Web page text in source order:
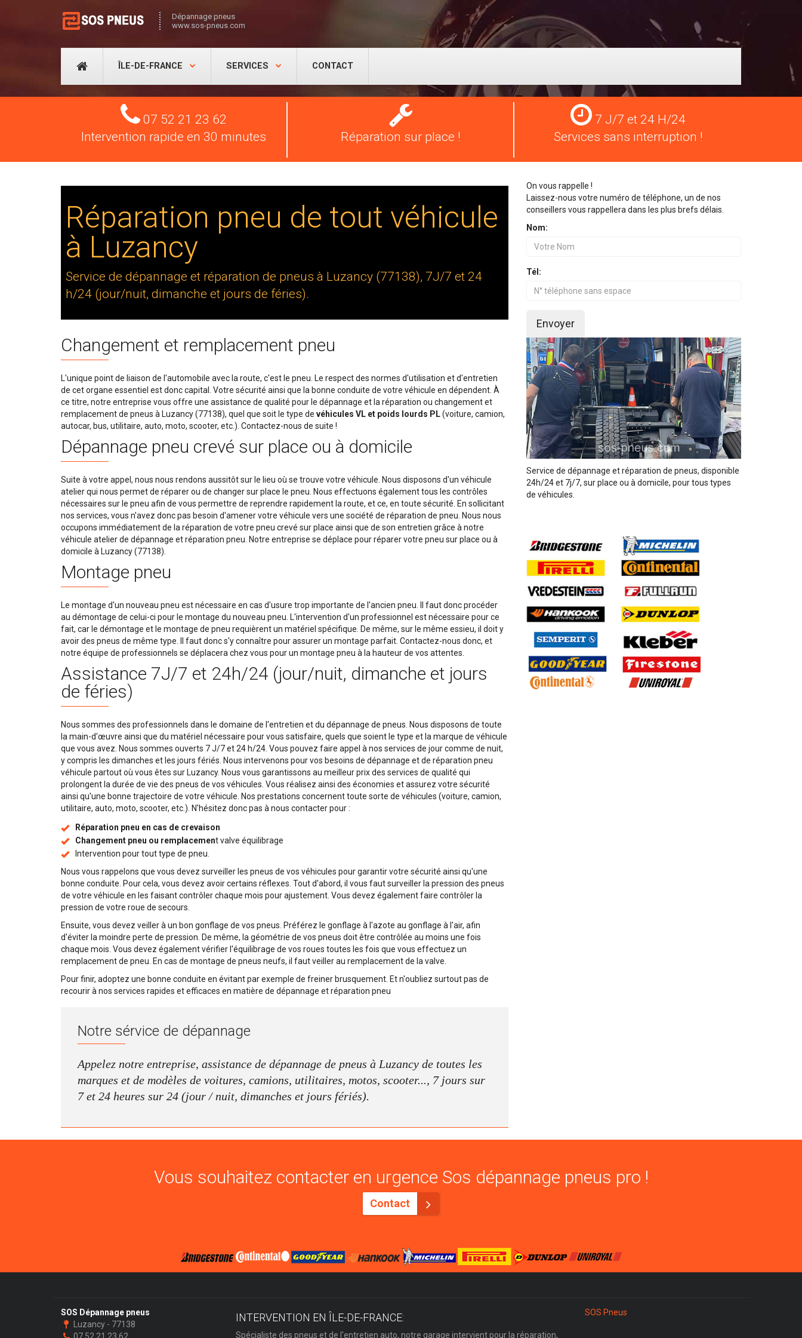
Dépannage pneus
www.sos-pneus.com
ÎLE-DE-FRANCE SERVICES CONTACT
Tel
07 52 21 23 62
Intervention rapide en 30 minutes
Réparation
pneus
Réparation sur place !
Services
24
H/24
7 J/7 et 24 H/24
Services sans interruption !
Réparation pneu de tout véhicule
à Luzancy
Service de dépannage et réparation de pneus à Luzancy (77138), 7J/7 et 24
h/24 (jour/nuit, dimanche et jours de féries).
Changement et remplacement pneu
L'unique point de liaison de l'automobile avec la route, c'est le pneu. Le respect des normes d'utilisation et d'entretien
de cet organe essentiel est donc capital. Votre sécurité ainsi que la bonne conduite de votre véhicule en dépendent. À
ce titre, notre entreprise vous offre une assistance de qualité pour le dépannage et la réparation ou changement et
remplacement de pneus à Luzancy (77138), quel que soit le type de véhicules VL et poids lourds PL(voiture, camion,
autocar, bus, utilitaire, auto, moto, scooter, etc.). Contactez-nous de suite !
Dépannage pneu crevé sur place ou à domicile
Suite à votre appel, nous nous rendons aussitôt sur le lieu où se trouve votre véhicule. Nous disposons d'un véhicule
atelier qui nous permet de réparer ou de changer sur place le pneu. Nous effectuons également tous les contrôles
nécessaires sur le pneu afin de vous permettre de reprendre rapidement la route, et ce, en toute sécurité. En sollicitant
nos services, vous n'avez donc pas besoin d'amener votre véhicule vers une société de réparation de pneu. Nous nous
occupons immédiatement de la réparation de votre pneu crevé sur place ainsi que de son entretien grâce à notre
véhicule atelier de dépannage et réparation pneu. Notre entreprise se déplace pour réparer votre pneu sur place ou à
domicile à Luzancy (77138).
Montage pneu
Le montage d'un nouveau pneu est nécessaire en cas d'usure trop importante de l'ancien pneu. Il faut donc procéder
au démontage de celui-ci pour le montage du nouveau pneu. L'intervention d'un professionnel est nécessaire pour ce
fait, car le démontage et le montage de pneu requièrent un matériel spécifique. De même, sur le même essieu, il doit y
avoir des pneus de même type. Il faut donc s'y connaître pour assurer un montage parfait. Contactez-nous donc, et
notre équipe de professionnels se déplacera chez vous pour un montage pneu à la hauteur de vos attentes.
Assistance 7J/7 et 24h/24 (jour/nuit, dimanche et jours
de féries)
Nous sommes des professionnels dans le domaine de l'entretien et du dépannage de pneus. Nous disposons de toute
la main-d'œuvre ainsi que du matériel nécessaire pour vous satisfaire, quels que soient le type et la marque de véhicule
que vous avez. Nous sommes ouverts 7 J/7 et 24 h/24. Vous pouvez faire appel à nos services de jour comme de nuit,
y compris les dimanches et les jours fériés. Nous intervenons pour vos besoins de dépannage et de réparation pneu
véhicule partout où vous êtes sur Luzancy. Nous vous garantissons au meilleur prix des services de qualité qui
prolongent la durée de vie des pneus de vos véhicules. Vous réalisez ainsi des économies et assurez votre sécurité
ainsi qu'une bonne trajectoire de votre véhicule. Nos prestations concernent toute sorte de véhicules (voiture, camion,
utilitaire, auto, moto, scooter, etc.). N'hésitez donc pas à nous contacter pour :
Réparation pneu en cas de crevaison
Changement pneu ou remplacement valve équilibrage
Intervention pour tout type de pneu.
Nous vous rappelons que vous devez surveiller les pneus de vos véhicules pour garantir votre sécurité ainsi qu'une
bonne conduite. Pour cela, vous devez avoir certains réflexes. Tout d'abord, il vous faut surveiller la pression des pneus
de votre véhicule en les faisant contrôler chaque mois pour ajustement. Vous devez également faire contrôler la
pression de votre roue de secours.
Ensuite, vous devez veiller à un bon gonflage de vos pneus. Préférez le gonflage à l'azote au gonflage à l'air, afin
d'éviter la moindre perte de pression. De même, la géométrie de vos pneus doit être contrôlée au moins une fois
chaque mois. Vous devez également vérifier l'équilibrage de vos roues toutes les fois que vous effectuez un
remplacement de pneu. En cas de montage de pneus neufs, il faut veiller au remplacement de la valve.
Pour finir, adoptez une bonne conduite en évitant par exemple de freiner brusquement. Et n'oubliez surtout pas de
recourir à nos services rapides et efficaces en matière de dépannage et réparation pneu
Notre sérvice de dépannage
Appelez notre entreprise, assistance de dépannage de pneus à Luzancy de toutes les
marques et de modèles de voitures, camions, utilitaires, motos, scooter..., 7 jours sur
7 et 24 heures sur 24 (jour / nuit, dimanches et jours fériés).
On vous rappelle !
Laissez-nous votre numéro de téléphone, un de nos
conseillers vous rappellera dans les plus brefs délais.
Nom:
Tél:
Envoyer
Service de dépannage et réparation de pneus, disponible
24h/24 et 7j/7, sur place ou à domicile, pour tous types
de véhicules.
Vous souhaitez contacter en urgence Sos dépannage pneus pro !
Contact
SOS Dépannage pneus
Luzancy - 77138
INTERVENTION EN ÎLE-DE-FRANCE:
Spécialiste des pneus et de l'entretien auto, notre garage intervient pour la réparation,
SOS Pneus